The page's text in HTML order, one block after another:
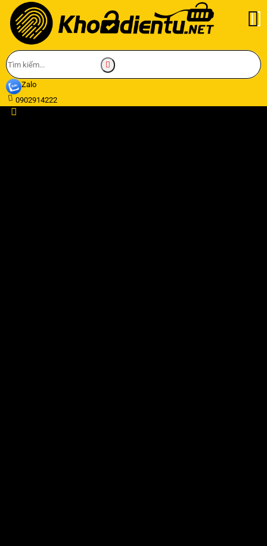
Zalo
0902914222